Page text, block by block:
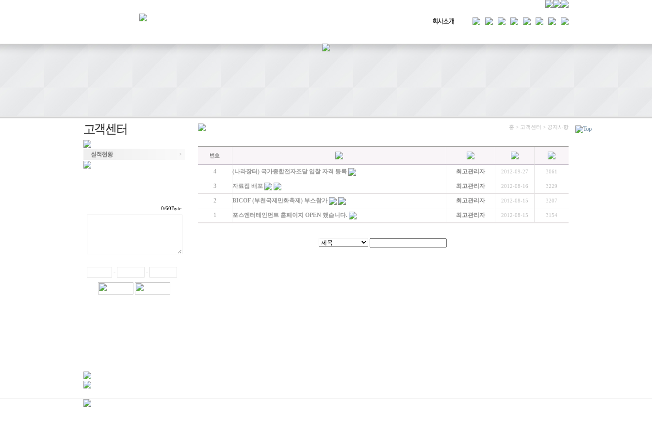
/60Byte
- -
홈 > 고객센터 > 공지사항
4 (나라장터) 국가종합전자조달 입찰 자격 등록 최고관리자 2012-09-27 3061
3 자료집 배포 최고관리자 2012-08-16 3229
2 BICOF (부천국제만화축제) 부스참가 최고관리자 2012-08-15 3207
1 포스엔터테인먼트 홈페이지 OPEN 했습니다. 최고관리자 2012-08-15 3154